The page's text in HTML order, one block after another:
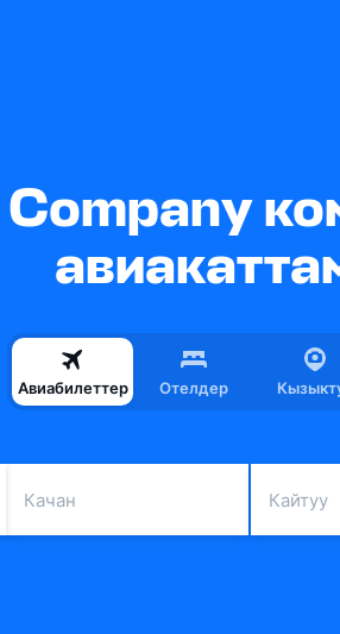
Авиабилеттер Отелдер
Качан Кайтуу